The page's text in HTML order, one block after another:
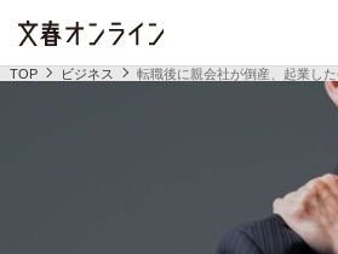
TOP ビジネス 転職後に親会社が倒産、起業し